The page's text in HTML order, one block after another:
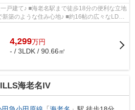
戸建て♪ ■海老名駅まで徒歩18分の便利な立地
新築のような住み心地♪ ■約16帖の広々なLDK
♪ ■全居...
4,299万円
- / 3LDK / 90.66㎡
海老名IV